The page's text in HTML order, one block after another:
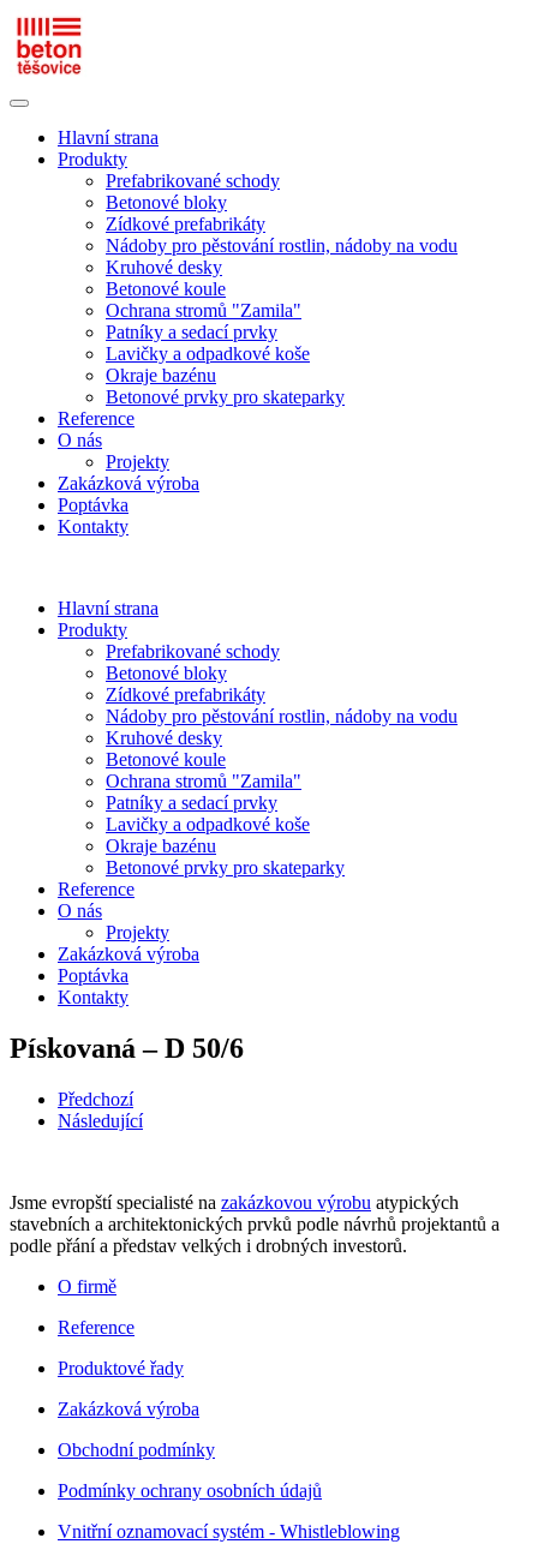
Hlavní strana
Produkty
Prefabrikované schody
Betonové bloky
Zídkové prefabrikáty
Nádoby pro pěstování rostlin, nádoby na vodu
Kruhové desky
Betonové koule
Ochrana stromů "Zamila"
Patníky a sedací prvky
Lavičky a odpadkové koše
Okraje bazénu
Betonové prvky pro skateparky
Reference
O nás
Projekty
Zakázková výroba
Poptávka
Kontakty
Hlavní strana
Produkty
Prefabrikované schody
Betonové bloky
Zídkové prefabrikáty
Nádoby pro pěstování rostlin, nádoby na vodu
Kruhové desky
Betonové koule
Ochrana stromů "Zamila"
Patníky a sedací prvky
Lavičky a odpadkové koše
Okraje bazénu
Betonové prvky pro skateparky
Reference
O nás
Projekty
Zakázková výroba
Poptávka
Kontakty
Pískovaná – D 50/6
Předchozí
Následující
Jsme evropští specialisté na zakázkovou výrobu atypických
stavebních a architektonických prvků podle návrhů projektantů a
podle přání a představ velkých i drobných investorů.
O firmě
Reference
Produktové řady
Zakázková výroba
Obchodní podmínky
Podmínky ochrany osobních údajů
Vnitřní oznamovací systém - Whistleblowing